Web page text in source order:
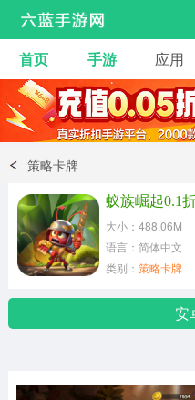
安卓手游
热门手游 角
动作射击
冒险解谜 经
体育竞技
首页 手游 应用
策略卡牌
蚁族崛起0.1
大小：488.06M
语言：简体中文
类别： 策略卡牌
安